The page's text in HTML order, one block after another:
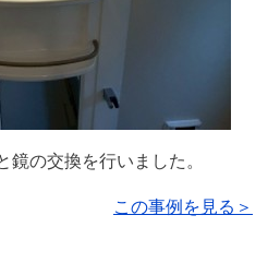
の交換を行いました。
この事例を見る＞